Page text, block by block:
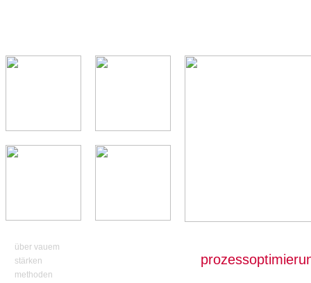
über vauem
stärken
methoden